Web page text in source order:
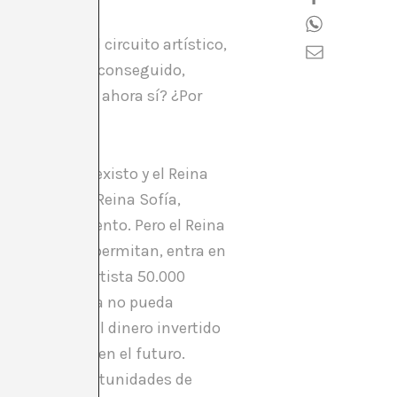
entrar en el circuito artístico,
lo había conseguido,
¿Por que ahora sí? ¿Por
porque yo existo y el Reina
existe el Reina Sofía,
este evento. Pero el Reina
que se lo permitan, entra en
pagado al artista 50.000
que el Reina no pueda
a la vista el dinero invertido
en el futuro.
mejores oportunidades de